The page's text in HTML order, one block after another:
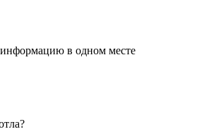
в одном месте